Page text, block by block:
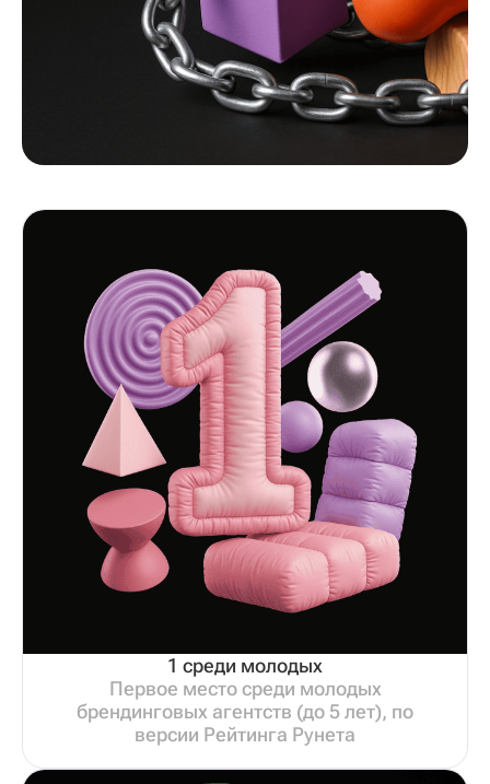
1 среди молодых
Первое место среди молодых
брендинговых агентств (до 5 лет), по
версии Рейтинга Рунета